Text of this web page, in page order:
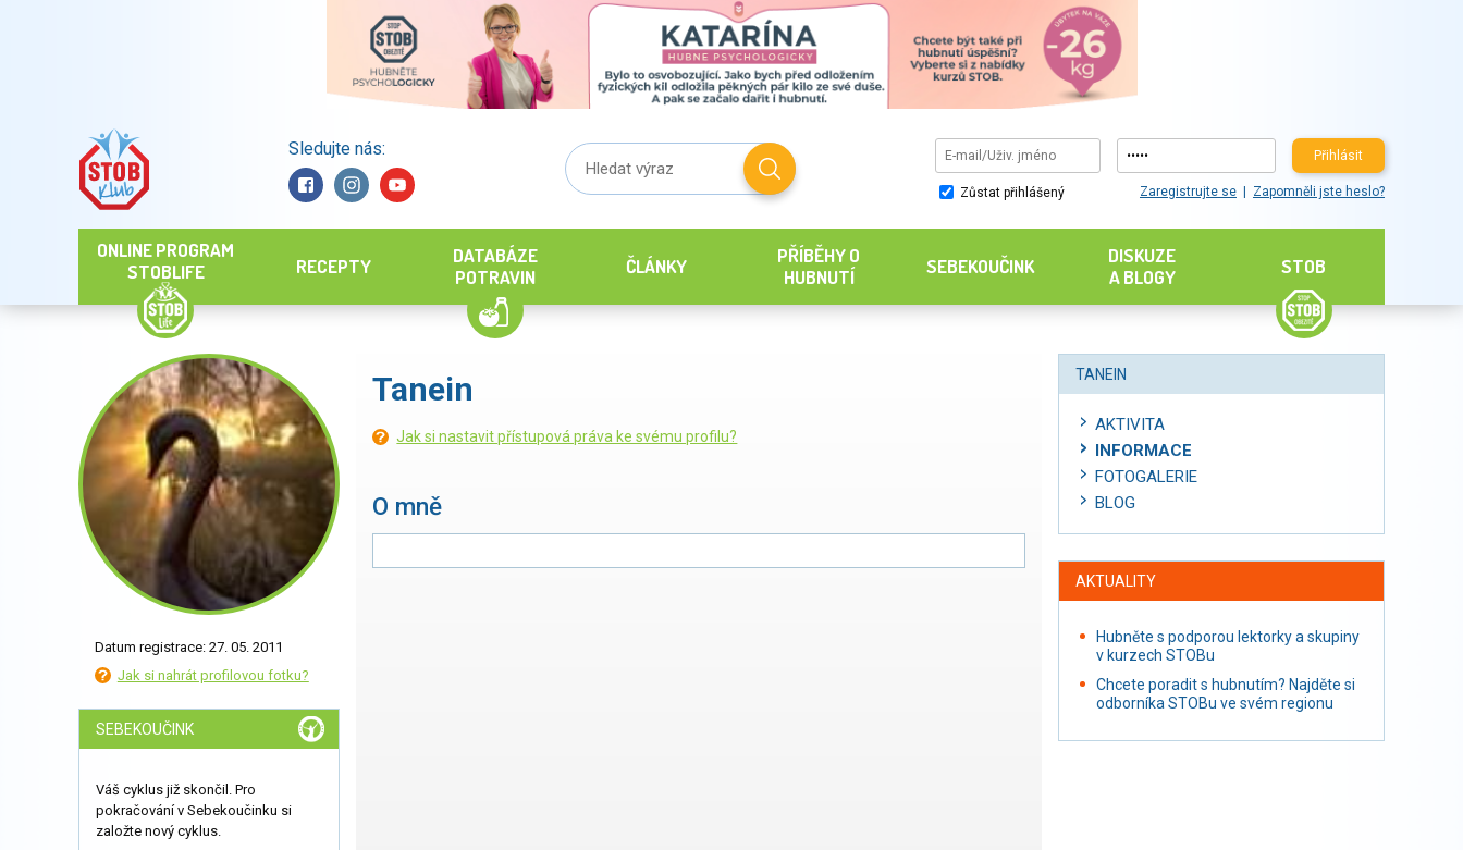
Sledujte nás: Přihlásit
Zůstat přihlášený Zaregistrujte se Zapomněli jste heslo?
ONLINE PROGRAM
STOBLIFE
RECEPTY
DATABÁZE
POTRAVIN
ČLÁNKY
PŘÍBĚHY O
HUBNUTÍ
SEBEKOUČINK
DISKUZE
A BLOGY
STOB
Datum registrace: 27. 05. 2011
Jak si nahrát profilovou fotku?
SEBEKOUČINK
Váš cyklus již skončil. Pro
pokračování v Sebekoučinku si
založte nový cyklus.
Tanein
Jak si nastavit přístupová práva ke svému profilu?
O mně
TANEIN
AKTIVITA
INFORMACE
FOTOGALERIE
BLOG
AKTUALITY
Hubněte s podporou lektorky a skupiny
v kurzech STOBu
Chcete poradit s hubnutím? Najděte si
odborníka STOBu ve svém regionu